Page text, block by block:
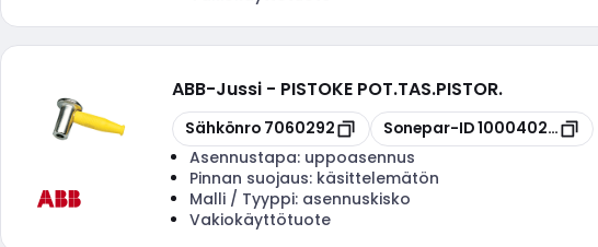
ABB-Jussi - PISTOKE POT.TAS.PISTOR.
Kopioi
Sähkönro 7060292 Kopioi
Sonepar-ID100040256
Asennustapa: uppoasennus
Pinnan suojaus: käsittelemätön
Malli / Tyyppi: asennuskisko
Vakiokäyttötuote